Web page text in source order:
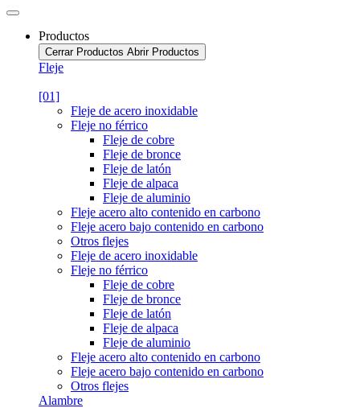
Productos
Cerrar Productos Abrir Productos
Fleje
[01]
Fleje de acero inoxidable
Fleje no férrico
Fleje de cobre
Fleje de bronce
Fleje de latón
Fleje de alpaca
Fleje de aluminio
Fleje acero alto contenido en carbono
Fleje acero bajo contenido en carbono
Otros flejes
Fleje de acero inoxidable
Fleje no férrico
Fleje de cobre
Fleje de bronce
Fleje de latón
Fleje de alpaca
Fleje de aluminio
Fleje acero alto contenido en carbono
Fleje acero bajo contenido en carbono
Otros flejes
Alambre